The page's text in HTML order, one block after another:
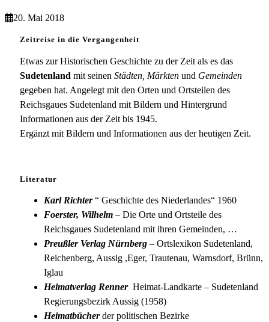
20. Mai 2018
Zeitreise in die Vergangenheit
Etwas zur Historischen Geschichte zu der Zeit als es das
Sudetenland mit seinen Städten, Märkten und Gemeinden
gegeben hat. Angelegt mit den Orten und Ortsteilen des
Reichsgaues Sudetenland mit Bildern und Hintergrund
Informationen aus der Zeit bis 1945.
Ergänzt mit Bildern und Informationen aus der heutigen Zeit.
Literatur
Karl Richter“ Geschichte des Niederlandes“ 1960
Foerster, Wilhelm – Die Orte und Ortsteile des
Reichsgaues Sudetenland mit ihren Gemeinden, …
Preußler Verlag Nürnberg – Ortslexikon Sudetenland,
Reichenberg, Aussig ,Eger, Trautenau, Warnsdorf, Brünn,
Iglau
Heimatverlag Renner Heimat-Landkarte – Sudetenland
Regierungsbezirk Aussig (1958)
Heimatbücherder politischen Bezirke